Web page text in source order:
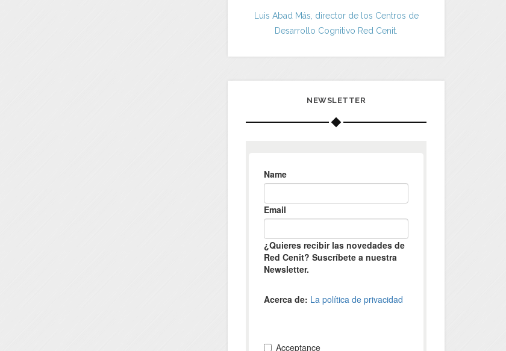
Luis Abad Más, director de los Centros de
Desarrollo Cognitivo Red Cenit.
NEWSLETTER